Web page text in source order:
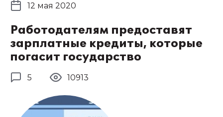
Работодателям предоставят
зарплатные кредиты, которые
погасит государство
12 мая 2020
5 10913